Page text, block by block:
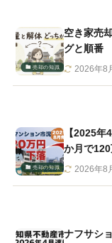
売却の知識
空き家売
グと順番
2026年8
売却の知識
【2025年
か月で
おくべき
2026年8
ナフサシ